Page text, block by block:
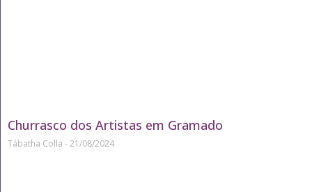
Churrasco dos Artistas em Gramado
Tábatha Colla 21/08/2024